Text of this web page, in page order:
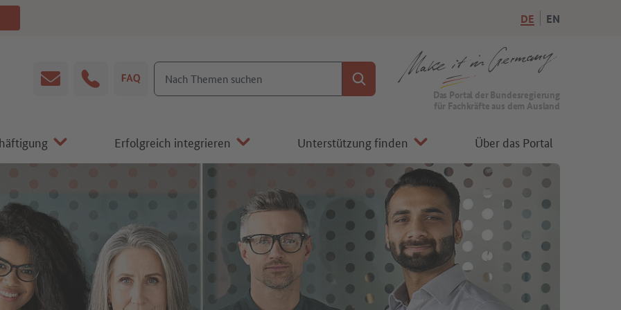
DE EN
E-Mail Hotline FAQ
Nach Themen suchen
Suchen Zur Startseite von Make it in Germany
Das Portal der Bundesregierung
für Fachkräfte aus dem Ausland
Erfolgreich integrieren Unterstützung finden Über das Portal